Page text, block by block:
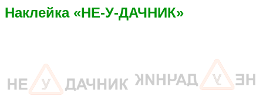
Наклейка «НЕ-У-ДАЧНИК»